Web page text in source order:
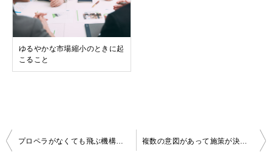
ゆるやかな市場縮小のときに起
こること
投